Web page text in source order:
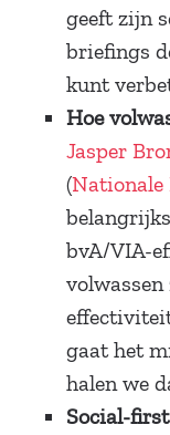
geeft zijn
briefings
kunt
Hoe
Jasper
(Nationale
bvA/VIA-
gaat het
halen we
Social-